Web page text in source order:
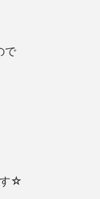
で
す☆